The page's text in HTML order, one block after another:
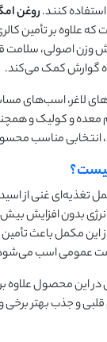
کنند.روغن
که علاوه بر تأمین
وزن اصولی،
گوارش کمک می‌کند.
لاغر، اسب‌های
معده و کولیک و
انتخابی مناسب
یک مکمل تغذیه‌ای غنی
بدون افزایش
مکمل باعث تأمین
عمومی اسب
این محصول علاوه بر
و جذب بهتر برخی